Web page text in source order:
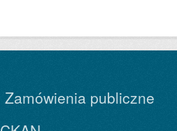
Zamówienia publiczne